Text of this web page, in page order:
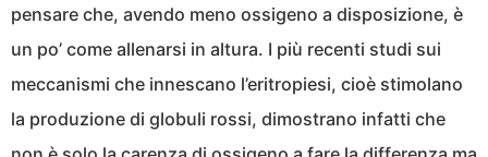
pensare che, avendo meno ossigeno a disposizione, è
un po’ come allenarsi in altura. I più recenti studi sui
meccanismi che innescano l’eritropiesi, cioè stimolano
la produzione di globuli rossi, dimostrano infatti che